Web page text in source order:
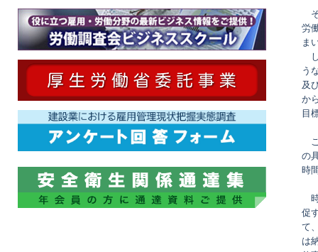
労
ま
し
う
及
か
目
こ
の
時
促
て
は